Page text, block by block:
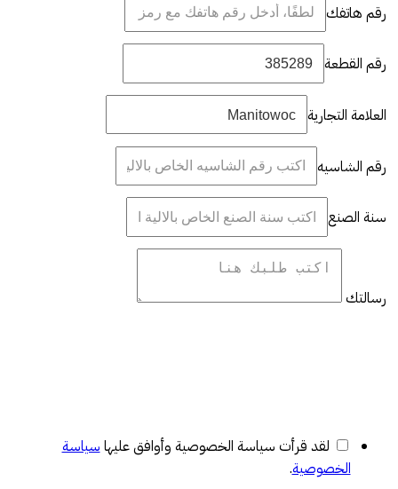
رقم هاتفك
رقم القطعة
العلامة التجارية
رقم الشاسيه
سنة الصنع
رسالتك
لقد قرأت سياسة الخصوصية وأوافق عليها سياسة
الخصوصية.